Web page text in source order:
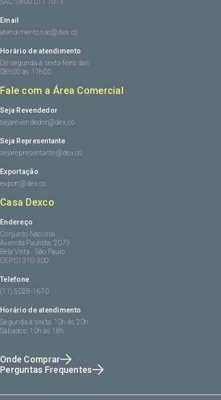
Email
atendimento.sac@dex.co
Horário de atendimento
De segunda à sexta-feira das
08h00 às 17h00
Fale com a Área Comercial
Seja Revendedor
sejarevendedor@dex.co
Seja Representante
sejarepresentante@dex.co
Exportação
export@dex.co
Casa Dexco
Endereço
Conjunto Nacional
Avenida Paulista, 2073
Bela Vista - São Paulo
CEP:01310-300
Telefone
(11) 5028-1670
Horário de atendimento
Segunda à sexta: 10h às 20h
Sábados: 10h às 18h
Onde Comprar
Perguntas Frequentes